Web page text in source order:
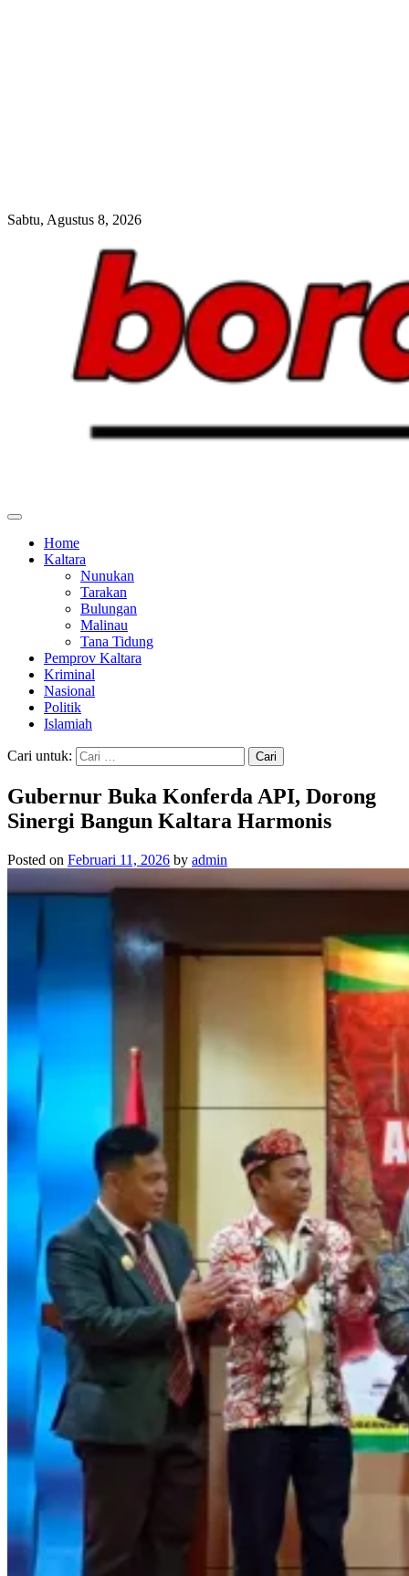
Sabtu, Agustus 8, 2026
Home
Kaltara
Nunukan
Tarakan
Bulungan
Malinau
Tana Tidung
Pemprov Kaltara
Kriminal
Nasional
Politik
Islamiah
Cari untuk:
Gubernur Buka Konferda API, Dorong
Sinergi Bangun Kaltara Harmonis
Posted on Februari 11, 2026 by admin